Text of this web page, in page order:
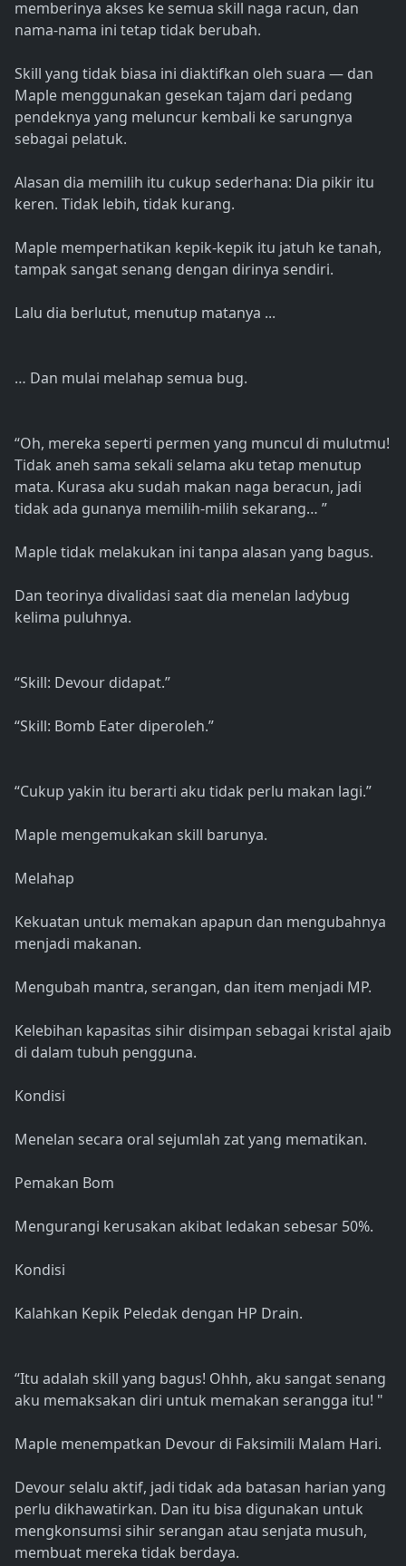
memberinya akses ke semua skill naga racun, dan
nama-nama ini tetap tidak berubah.
Skill yang tidak biasa ini diaktifkan oleh suara — dan
Maple menggunakan gesekan tajam dari pedang
pendeknya yang meluncur kembali ke sarungnya
sebagai pelatuk.
Alasan dia memilih itu cukup sederhana: Dia pikir itu
keren. Tidak lebih, tidak kurang.
Maple memperhatikan kepik-kepik itu jatuh ke tanah,
tampak sangat senang dengan dirinya sendiri.
Lalu dia berlutut, menutup matanya ...
… Dan mulai melahap semua bug.
“Oh, mereka seperti permen yang muncul di mulutmu!
Tidak aneh sama sekali selama aku tetap menutup
mata. Kurasa aku sudah makan naga beracun, jadi
tidak ada gunanya memilih-milih sekarang… ”
Maple tidak melakukan ini tanpa alasan yang bagus.
Dan teorinya divalidasi saat dia menelan ladybug
kelima puluhnya.
“Skill: Devour didapat.”
“Skill: Bomb Eater diperoleh.”
“Cukup yakin itu berarti aku tidak perlu makan lagi.”
Maple mengemukakan skill barunya.
Melahap
Kekuatan untuk memakan apapun dan mengubahnya
menjadi makanan.
Mengubah mantra, serangan, dan item menjadi MP.
Kelebihan kapasitas sihir disimpan sebagai kristal ajaib
di dalam tubuh pengguna.
Kondisi
Menelan secara oral sejumlah zat yang mematikan.
Pemakan Bom
Mengurangi kerusakan akibat ledakan sebesar 50%.
Kondisi
Kalahkan Kepik Peledak dengan HP Drain.
“Itu adalah skill yang bagus! Ohhh, aku sangat senang
aku memaksakan diri untuk memakan serangga itu! "
Maple menempatkan Devour di Faksimili Malam Hari.
Devour selalu aktif, jadi tidak ada batasan harian yang
perlu dikhawatirkan. Dan itu bisa digunakan untuk
mengkonsumsi sihir serangan atau senjata musuh,
membuat mereka tidak berdaya.